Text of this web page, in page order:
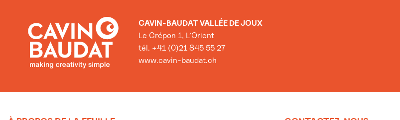
CAVIN-BAUDAT VALLÉE DE JOUX
Le Crépon 1, L’Orient
tél. +41 (0)21 845 55 27
www.cavin-baudat.ch